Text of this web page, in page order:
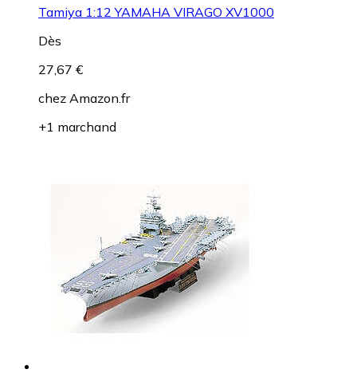
Tamiya 1:12 YAMAHA VIRAGO XV1000
Dès
27,67 €
chez Amazon.fr
+1 marchand